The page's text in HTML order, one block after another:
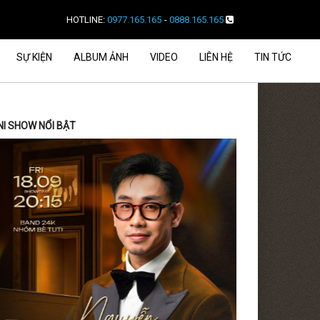
HOTLINE: 0977.165.165 - 0888.165.165
SỰ KIỆN ALBUM ẢNH VIDEO LIÊN HỆ TIN TỨC
SHOW NỔI BẬT